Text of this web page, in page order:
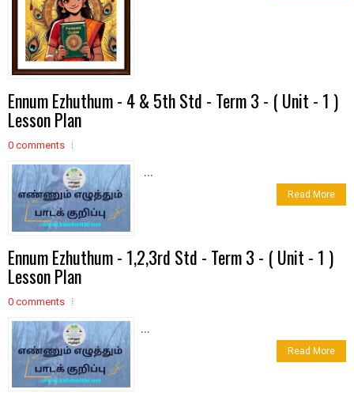
Ennum Ezhuthum - 4 & 5th Std - Term 3 - ( Unit - 1 )
Lesson Plan
0 comments
...
Read More
Ennum Ezhuthum - 1,2,3rd Std - Term 3 - ( Unit - 1 )
Lesson Plan
0 comments
...
Read More